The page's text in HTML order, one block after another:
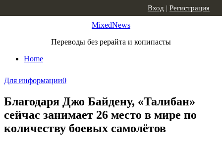
MixedNews
Переводы без рерайта и копипасты
Home
Вход | Регистрация
Для информации0
Благодаря Джо Байдену, «Талибан»
сейчас занимает 26 место в мире по
количеству боевых самолётов